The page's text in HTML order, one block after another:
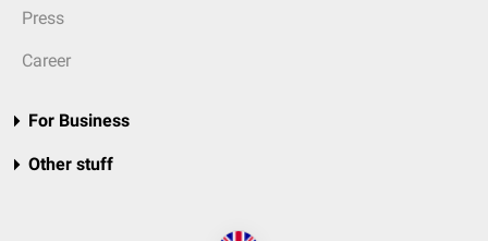
Press
Career
For Business
Other stuff